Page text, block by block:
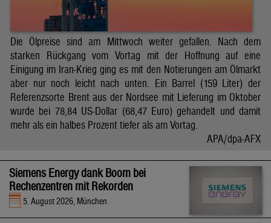
Die Ölpreise sind am Mittwoch weiter gefallen. Nach dem
starken Rückgang vom Vortag mit der Hoffnung auf eine
Einigung im Iran-Krieg ging es mit den Notierungen am Ölmarkt
aber nur noch leicht nach unten. Ein Barrel (159 Liter) der
Referenzsorte Brent aus der Nordsee mit Lieferung im Oktober
wurde bei 78,84 US-Dollar (68,47 Euro) gehandelt und damit
mehr als ein halbes Prozent tiefer als am Vortag.
APA/dpa-AFX
Siemens Energy dank Boom bei
Rechenzentren mit Rekorden
5. August 2026, München